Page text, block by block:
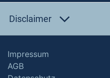
Disclaimer
Impressum
AGB